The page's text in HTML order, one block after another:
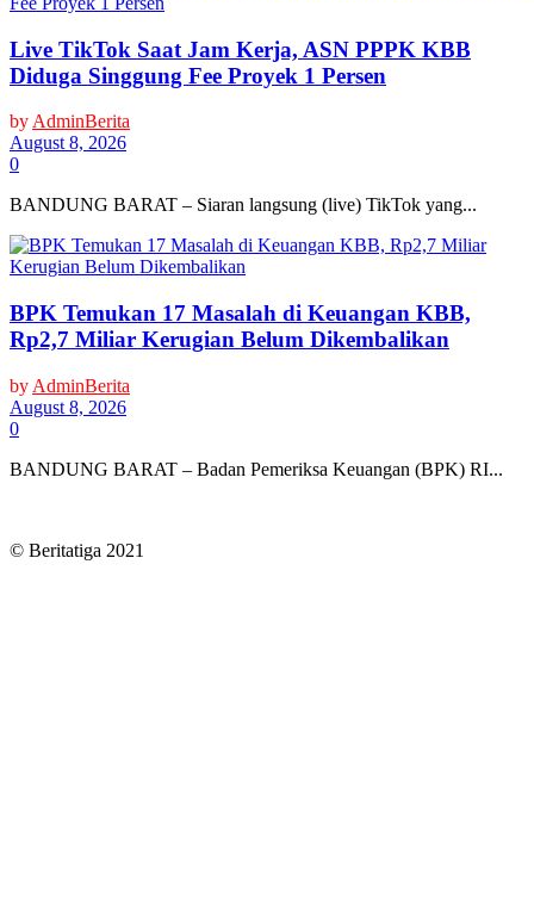
Live TikTok Saat Jam Kerja, ASN PPPK KBB
Diduga Singgung Fee Proyek 1 Persen
by AdminBerita
August 8, 2026
0
BANDUNG BARAT – Siaran langsung (live) TikTok yang...
BPK Temukan 17 Masalah di Keuangan KBB,
Rp2,7 Miliar Kerugian Belum Dikembalikan
by AdminBerita
August 8, 2026
0
BANDUNG BARAT – Badan Pemeriksa Keuangan (BPK) RI...
© Beritatiga 2021